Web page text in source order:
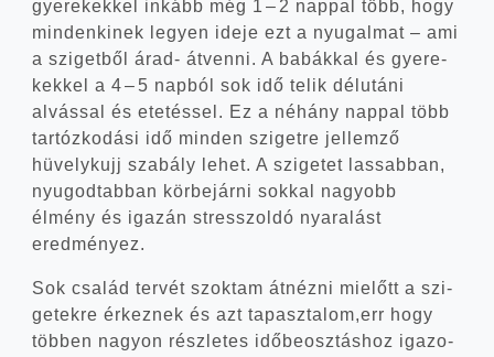
gye­re­kek­kel inkább még 1 – 2 nap­pal több, hogy
min­den­ki­nek legyen ide­je ezt a nyu­gal­mat – ami
a szi­get­ből árad- átven­ni. A babák­kal és gye­re­
kek­kel a 4 – 5 nap­ból sok idő telik dél­utá­ni
alvás­sal és ete­tés­sel. Ez a néhány nap­pal több
tar­tóz­ko­dá­si idő min­den szi­get­re jel­lem­ző
hüvelyk­ujj sza­bály lehet. A szi­ge­tet las­sab­ban,
nyu­god­tab­ban kör­be­jár­ni sok­kal nagyobb
élmény és iga­zán stressz­ol­dó nya­ra­lást
eredményez.
Sok csa­lád ter­vét szok­tam átnéz­ni mielőtt a szi­
ge­tek­re érkez­nek és azt tapasztalom,err hogy
töb­ben nagyon rész­le­tes idő­be­osz­tás­hoz iga­zo­